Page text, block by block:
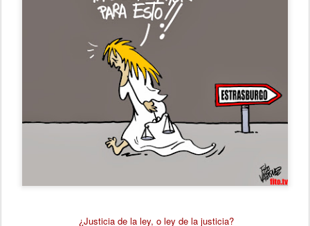
¿Justicia de la ley, o ley de la justicia?